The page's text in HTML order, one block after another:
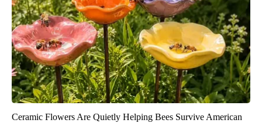
Ceramic Flowers Are Quietly Helping Bees Survive American